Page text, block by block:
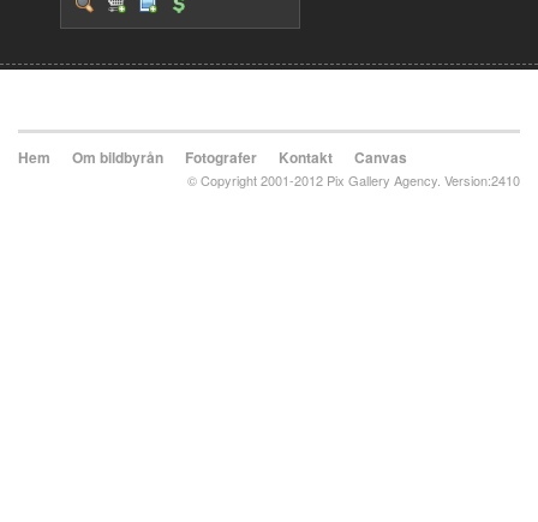
Hem Om bildbyrån Fotografer Kontakt Canvas
© Copyright 2001-2012 Pix Gallery Agency. Version:2410